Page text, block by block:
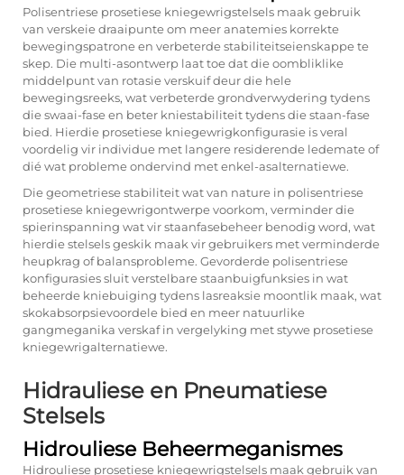
Polisentriese prosetiese kniegewrigstelsels maak gebruik
van verskeie draaipunte om meer anatemies korrekte
bewegingspatrone en verbeterde stabiliteitseienskappe te
skep. Die multi-asontwerp laat toe dat die oombliklike
middelpunt van rotasie verskuif deur die hele
bewegingsreeks, wat verbeterde grondverwydering tydens
die swaai-fase en beter kniestabiliteit tydens die staan-fase
bied. Hierdie prosetiese kniegewrigkonfigurasie is veral
voordelig vir individue met langere residerende ledemate of
dié wat probleme ondervind met enkel-asalternatiewe.
Die geometriese stabiliteit wat van nature in polisentriese
prosetiese kniegewrigontwerpe voorkom, verminder die
spierinspanning wat vir staanfasebeheer benodig word, wat
hierdie stelsels geskik maak vir gebruikers met verminderde
heupkrag of balansprobleme. Gevorderde polisentriese
konfigurasies sluit verstelbare staanbuigfunksies in wat
beheerde kniebuiging tydens lasreaksie moontlik maak, wat
skokabsorpsievoordele bied en meer natuurlike
gangmeganika verskaf in vergelyking met stywe prosetiese
kniegewrigalternatiewe.
Hidrauliese en Pneumatiese
Stelsels
Hidrouliese Beheermeganismes
Hidrouliese prosetiese kniegewrigstelsels maak gebruik van